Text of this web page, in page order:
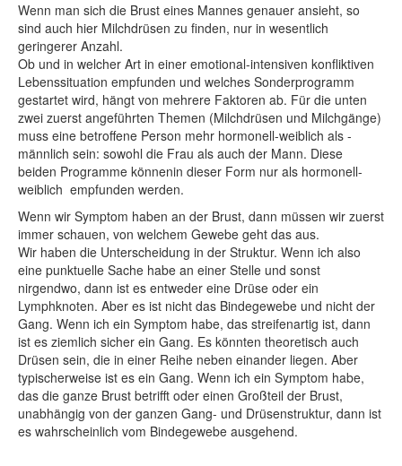
Wenn man sich die Brust eines Mannes genauer ansieht, so
sind auch hier Milchdrüsen zu finden, nur in wesentlich
geringerer Anzahl.
Ob und in welcher Art in einer emotional-intensiven konfliktiven
Lebenssituation empfunden und welches Sonderprogramm
gestartet wird, hängt von mehrere Faktoren ab. Für die unten
zwei zuerst angeführten Themen (Milchdrüsen und Milchgänge)
muss eine betroffene Person mehr hormonell-weiblich als -
männlich sein: sowohl die Frau als auch der Mann. Diese
beiden Programme könnenin dieser Form nur als hormonell-
weiblich empfunden werden.
Wenn wir Symptom haben an der Brust, dann müssen wir zuerst
immer schauen, von welchem Gewebe geht das aus.
Wir haben die Unterscheidung in der Struktur. Wenn ich also
eine punktuelle Sache habe an einer Stelle und sonst
nirgendwo, dann ist es entweder eine Drüse oder ein
Lymphknoten. Aber es ist nicht das Bindegewebe und nicht der
Gang. Wenn ich ein Symptom habe, das streifenartig ist, dann
ist es ziemlich sicher ein Gang. Es könnten theoretisch auch
Drüsen sein, die in einer Reihe neben einander liegen. Aber
typischerweise ist es ein Gang. Wenn ich ein Symptom habe,
das die ganze Brust betrifft oder einen Großteil der Brust,
unabhängig von der ganzen Gang- und Drüsenstruktur, dann ist
es wahrscheinlich vom Bindegewebe ausgehend.